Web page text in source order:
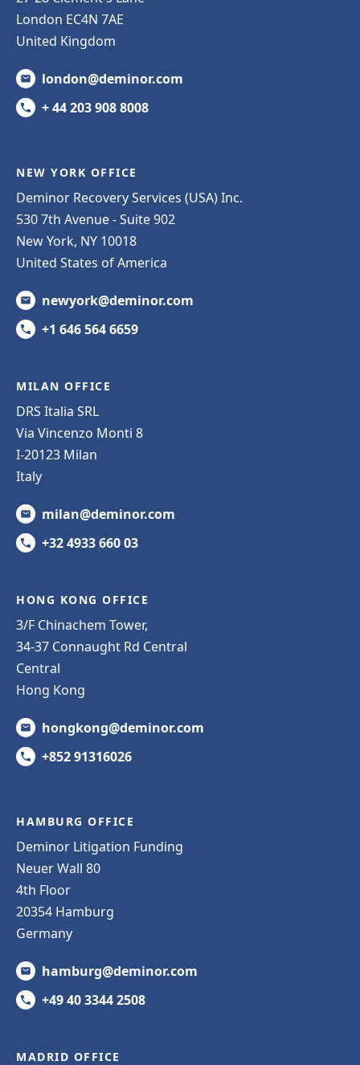
London EC4N 7AE
United Kingdom
london@deminor.com
+ 44 203 908 8008
NEW YORK OFFICE
Deminor Recovery Services (USA) Inc.
530 7th Avenue - Suite 902
New York, NY 10018
United States of America
newyork@deminor.com
+1 646 564 6659
MILAN OFFICE
DRS Italia SRL
Via Vincenzo Monti 8
I-20123 Milan
Italy
milan@deminor.com
+32 4933 660 03
HONG KONG OFFICE
3/F Chinachem Tower,
34-37 Connaught Rd Central
Central
Hong Kong
hongkong@deminor.com
+852 91316026
HAMBURG OFFICE
Deminor Litigation Funding
Neuer Wall 80
4th Floor
20354 Hamburg
Germany
hamburg@deminor.com
+49 40 3344 2508
MADRID OFFICE